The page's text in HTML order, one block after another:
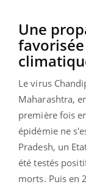
Une
Le virus
Maharashtra,
première fois
épidémie ne
Pradesh, un
été testés
morts. Puis en